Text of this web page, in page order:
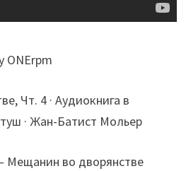
ONErpm
Чт. 4 · Аудиокнига в
· Жан-Батист Мольер
во дворянстве